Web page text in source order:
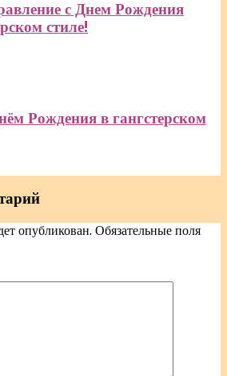
с Днем Рождения
стиле!
Рождения в гангстерском
опубликован. Обязательные поля